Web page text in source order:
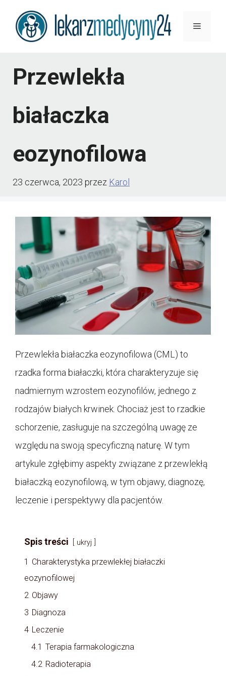
Przejdź
Menu
Przewlekła
białaczka
eozynofilowa
23 czerwca, 2023 przez Karol
Przewlekła białaczka eozynofilowa (CML) to
rzadka forma białaczki, która charakteryzuje się
nadmiernym wzrostem eozynofilów, jednego z
rodzajów białych krwinek. Chociaż jest to rzadkie
schorzenie, zasługuje na szczególną uwagę ze
względu na swoją specyficzną naturę. W tym
artykule zgłębimy aspekty związane z przewlekłą
białaczką eozynofilową, w tym objawy, diagnozę,
leczenie i perspektywy dla pacjentów.
Spis treści ukryj
1 Charakterystyka przewlekłej białaczki
eozynofilowej
2 Objawy
3 Diagnoza
4 Leczenie
4.1 Terapia farmakologiczna
4.2 Radioterapia